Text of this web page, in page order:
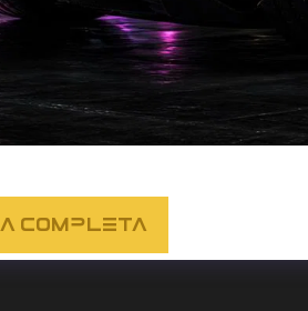
COMPLETA